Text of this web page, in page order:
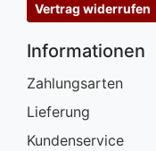
Vertrag widerrufen
Informationen
Zahlungsarten
Lieferung
Kundenservice